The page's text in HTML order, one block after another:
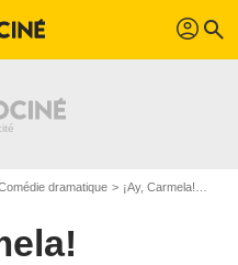
profil search
dramatique ¡Ay, Carmela!